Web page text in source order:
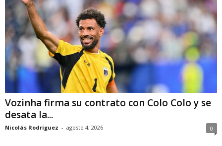
Vozinha firma su contrato con Colo Colo y se
desata la...
Nicolás Rodríguez - agosto 4, 2026 0